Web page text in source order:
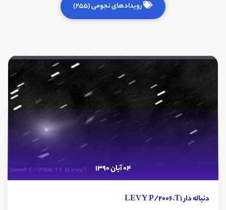
رویدادهای نجومی (255)
04 آبان 1390
دنباله دار LEVY P/2006.T1